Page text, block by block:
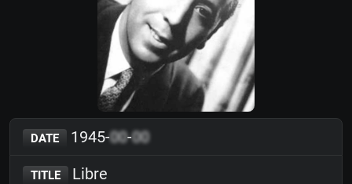
DATE 1945-00-00
TITLE Libre